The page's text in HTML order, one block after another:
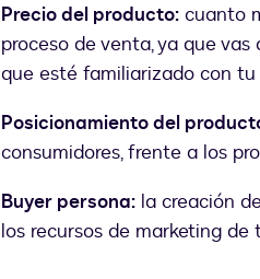
Precio del producto: cuanto
proceso de venta, ya que
que esté familiarizado con
Posicionamiento del
consumidores, frente a los
Buyer persona: la creación
los recursos de marketing de